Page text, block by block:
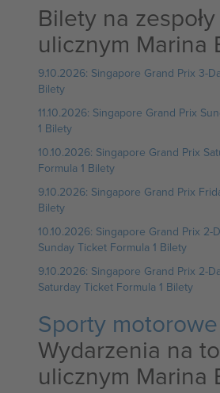
Bilety na
ulicznym Marina
9.10.2026: Singapore Grand Prix 3-
Bilety
11.10.2026: Singapore Grand Prix
1 Bilety
10.10.2026: Singapore Grand Prix
Formula 1 Bilety
9.10.2026: Singapore Grand Prix
Bilety
10.10.2026: Singapore Grand Prix 2-
Sunday Ticket Formula 1 Bilety
9.10.2026: Singapore Grand Prix 2-
Saturday Ticket Formula 1 Bilety
Sporty motorowe
Wydarzenia na
ulicznym Marina